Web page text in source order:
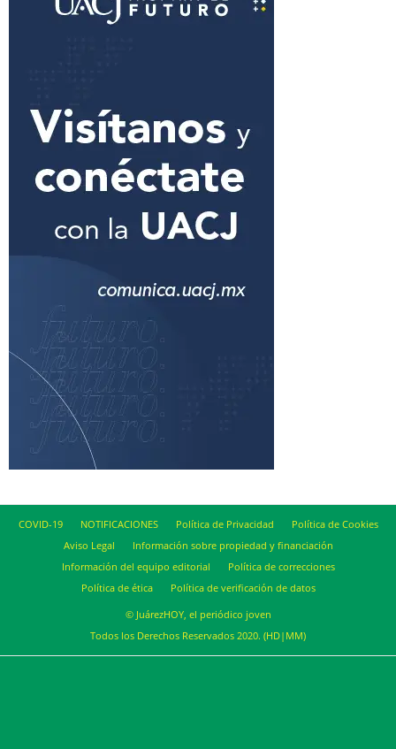
COVID-19 NOTIFICACIONES Política de Privacidad
Política de Cookies
Aviso Legal
Información sobre propiedad y financiación
Información del equipo editorial
Política de correcciones
Política de ética
Política de verificación de datos
© JuárezHOY, el periódico joven
Todos los Derechos Reservados 2020. (HD|MM)